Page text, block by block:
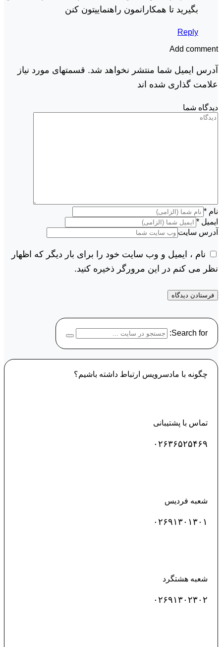
بگیرید تا همکارانمون راهنماییتون کنن
Reply
Add comment
آدرس ایمیل شما منتشر نخواهد شد. قسمتهای مورد نیاز
علامت گذاری شده اند
دیدگاه شما
نام *
ایمیل *
آدرس سایت
نام ، ایمیل و وب سایت خود را برای بار دیگر که اظهار
نظر می کنم در این مرورگر ذخیره کنید.
Search for:
چگونه با مادسرویس ارتباط داشته باشیم؟
تماس با پشتیبانی
۰۲۶۳۶۵۲۵۴۶۹
شعبه فردیس
۰۲۶۹۱۳۰۱۳۰۱
شعبه هشتگرد
۰۲۶۹۱۳۰۲۳۰۲